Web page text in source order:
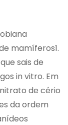
mamíferos1.
sais de
in vitro. Em
de cério
da ordem